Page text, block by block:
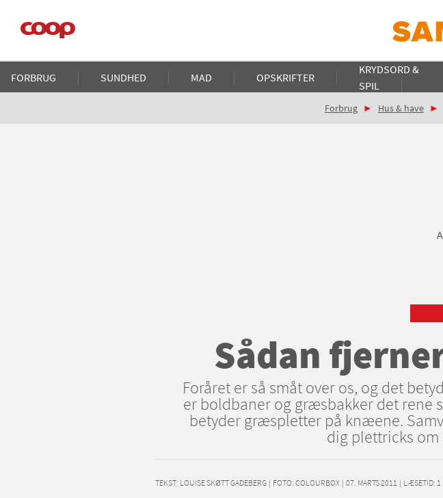
hovedindhold
Main
navigation
FORBRUG SUNDHED MAD OPSKRIFTER
KRYDSORD &
SPIL
Brødkrumme
Forbrug Hus & have
Sådan
Foråret er så småt over os, og det
er boldbaner og græsbakker det rene
betyder græspletter på knæene.
dig plettricks
TEKST: LOUISE SKØTT GADEBERG | FOTO: COLOURBOX | 07. MARTS 2011 | LÆSETID: 1